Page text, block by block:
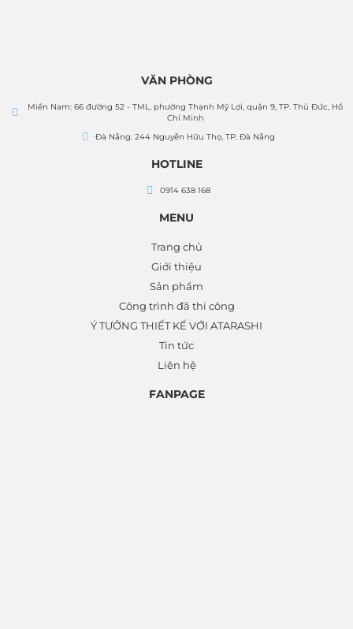
VĂN PHÒNG
Miền Nam: 66 đường 52 - TML, phường Thạnh Mỹ Lợi, quận 9, TP. Thủ Đức, Hồ
Chí Minh
Đà Nẵng: 244 Nguyễn Hữu Thọ, TP. Đà Nẵng
HOTLINE
0914 638 168
MENU
Trang chủ
Giới thiệu
Sản phẩm
Công trình đã thi công
Ý TƯỞNG THIẾT KẾ VỚI ATARASHI
Tin tức
Liên hệ
FANPAGE